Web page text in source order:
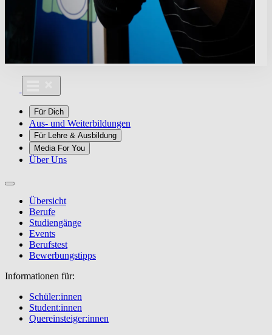
Für Dich
Aus- und Weiterbildungen
Für Lehre & Ausbildung
Media For You
Über Uns
Übersicht
Berufe
Studiengänge
Events
Berufstest
Bewerbungstipps
Informationen für:
Schüler:innen
Student:innen
Quereinsteiger:innen